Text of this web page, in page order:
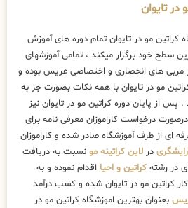
در تایوان
کراتین مو در تایوان تمام دوره های آموزش
سطح خود برگزار میکند ، تمامی آموزشهای
مربی های انحصاری و اختصاصی عریس بوده و
مو در تایوان با همه نکات بصورت جز به
از پایان دوره کراتین مو در تایوان نیز
درخواست کاراموزان معرفی نامه برای
ای از طرف آموزشگاه صادر شده و کاراموزان
در لاین کراتینه مو نسبت به دریافت
در رشته کراتین و احیا اقدام نموده و به
کراتین مو در تایوان شده و کسب درآمد
بعنوان بهترین اموزشگاه کراتین مو در